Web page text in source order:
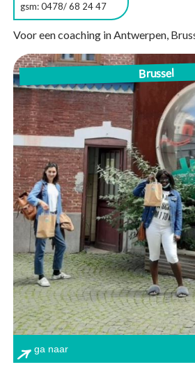
gsm: 0478/ 68 24 47
Voor een coaching in Antwerpen,
Brussel
ga naar